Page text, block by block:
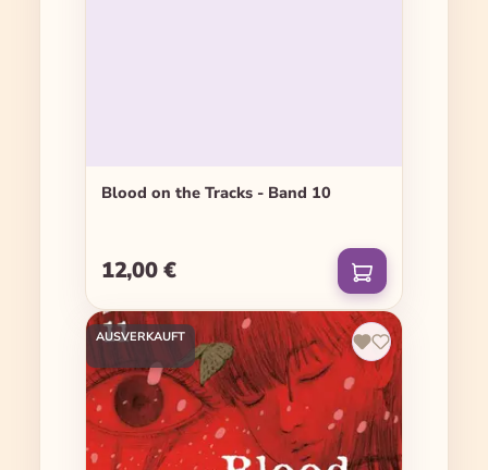
Blood on the Tracks - Band 10
Regulärer Preis:
12,00 €
AUSVERKAUFT